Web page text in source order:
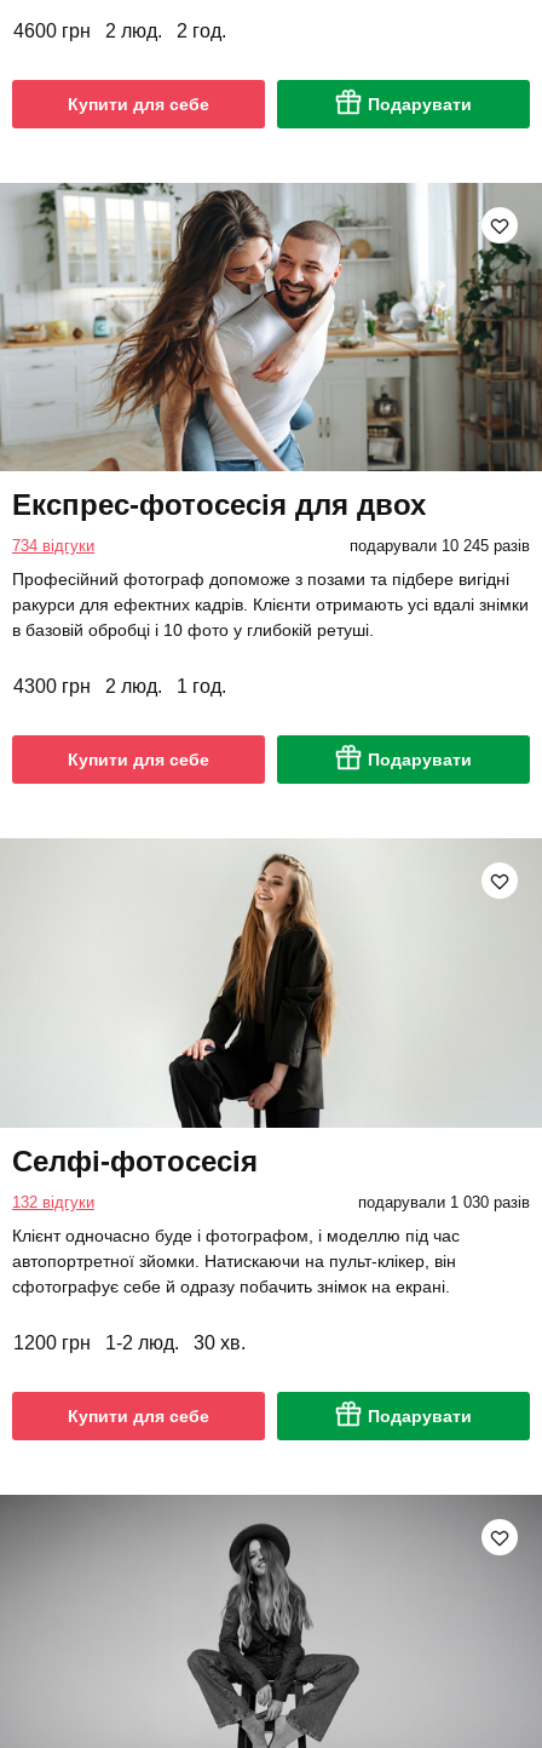
4600 грн 2 люд. 2 год.
Купити для себе Подарувати
Експрес-фотосесія для двох
734 відгуки подарували 10 245 разів
Професійний фотограф допоможе з позами та підбере вигідні
ракурси для ефектних кадрів. Клієнти отримають усі вдалі знімки
в базовій обробці і 10 фото у глибокій ретуші.
4300 грн 2 люд. 1 год.
Купити для себе Подарувати
Селфі-фотосесія
132 відгуки подарували 1 030 разів
Клієнт одночасно буде і фотографом, і моделлю під час
автопортретної зйомки. Натискаючи на пульт-клікер, він
сфотографує себе й одразу побачить знімок на екрані.
1200 грн 1-2 люд. 30 хв.
Купити для себе Подарувати